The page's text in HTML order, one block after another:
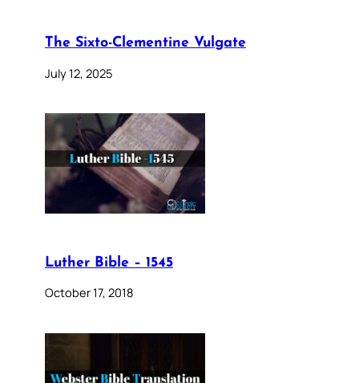
The Sixto-Clementine Vulgate
July 12, 2025
Luther Bible – 1545
October 17, 2018